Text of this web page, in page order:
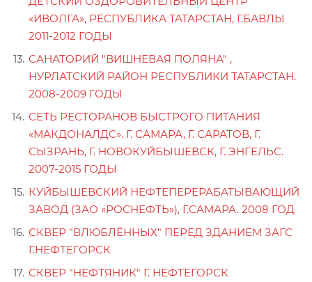
«ИВОЛГА», РЕСПУБЛИКА ТАТАРСТАН, Г.БАВЛЫ
2011-2012 ГОДЫ
САНАТОРИЙ "ВИШНЕВАЯ ПОЛЯНА" ,
НУРЛАТСКИЙ РАЙОН РЕСПУБЛИКИ ТАТАРСТАН.
2008-2009 ГОДЫ
СЕТЬ РЕСТОРАНОВ БЫСТРОГО ПИТАНИЯ
«МАКДОНАЛДС». Г. САМАРА, Г. САРАТОВ, Г.
СЫЗРАНЬ, Г. НОВОКУЙБЫШЕВСК, Г. ЭНГЕЛЬС.
2007-2015 ГОДЫ
КУЙБЫШЕВСКИЙ НЕФТЕПЕРЕРАБАТЫВАЮЩИЙ
ЗАВОД (ЗАО «РОСНЕФТЬ»), Г.САМАРА. 2008 ГОД
СКВЕР "ВЛЮБЛЁННЫХ" ПЕРЕД ЗДАНИЕМ ЗАГС
Г.НЕФТЕГОРСК
СКВЕР "НЕФТЯНИК" Г. НЕФТЕГОРСК